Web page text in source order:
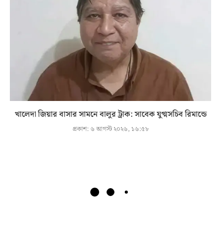
খালেদা জিয়ার বাসার সামনে বালুর ট্রাক: সাবেক যুগ্মসচিব রিমান্ডে
প্রকাশ: ৬ আগস্ট ২০২৬, ১৬:৫৮